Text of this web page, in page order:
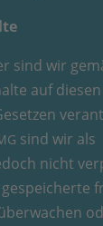
sind wir
auf
sind wir als
nicht